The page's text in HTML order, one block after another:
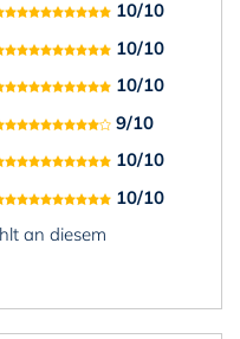
10/10
10/10
10/10
9/10
10/10
10/10
an diesem